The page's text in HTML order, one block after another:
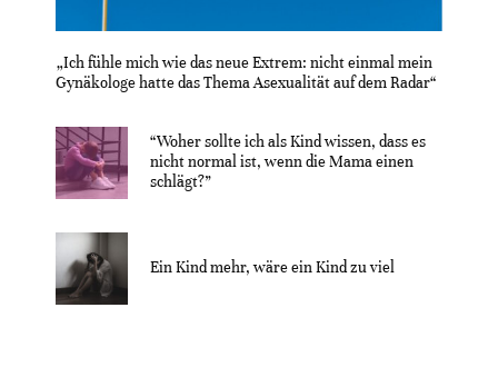
„Ich fühle mich wie das neue Extrem: nicht einmal mein
Gynäkologe hatte das Thema Asexualität auf dem Radar“
“Woher sollte ich als Kind wissen, dass es
nicht normal ist, wenn die Mama einen
schlägt?”
Ein Kind mehr, wäre ein Kind zu viel